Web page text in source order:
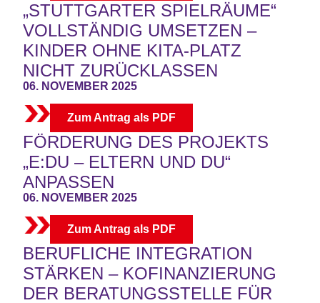
„STUTTGARTER SPIELRÄUME“
VOLLSTÄNDIG UMSETZEN –
KINDER OHNE KITA-PLATZ
NICHT ZURÜCKLASSEN
06. NOVEMBER 2025
Zum Antrag als PDF
FÖRDERUNG DES PROJEKTS
„E:DU – ELTERN UND DU“
ANPASSEN
06. NOVEMBER 2025
Zum Antrag als PDF
BERUFLICHE INTEGRATION
STÄRKEN – KOFINANZIERUNG
DER BERATUNGSSTELLE FÜR